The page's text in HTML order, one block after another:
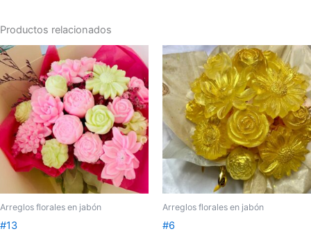
Productos relacionados
Arreglos florales en jabón
#13
Arreglos florales en jabón
#6